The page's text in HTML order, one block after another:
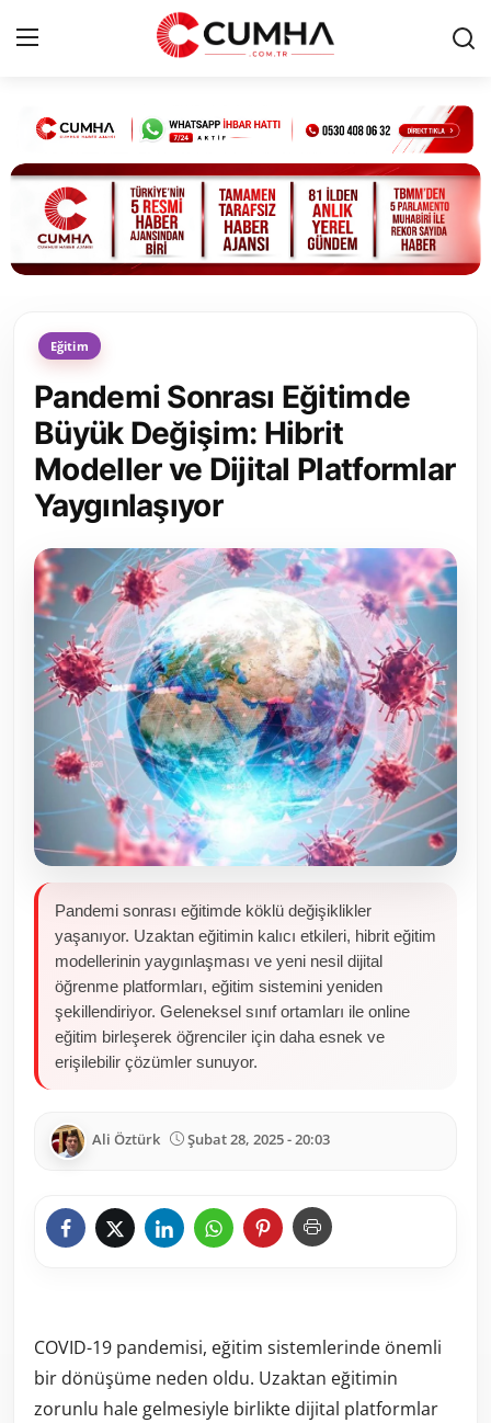
Kurumsal
Cumhurbaşkanlığı
Bakanlıklar
Siyasi Partiler
Yerel Yönetimler
Mülki İdare
Toplum ve Yaşam
Sivil Toplum Kuruluşları
Kamu Kurumları ve Üst Kurullar
Resmi Reklamlar
Eğitim
Pandemi Sonrası Eğitimde
Büyük Değişim: Hibrit
Modeller ve Dijital Platformlar
Yaygınlaşıyor
Pandemi sonrası eğitimde köklü değişiklikler
yaşanıyor. Uzaktan eğitimin kalıcı etkileri, hibrit eğitim
modellerinin yaygınlaşması ve yeni nesil dijital
öğrenme platformları, eğitim sistemini yeniden
şekillendiriyor. Geleneksel sınıf ortamları ile online
eğitim birleşerek öğrenciler için daha esnek ve
erişilebilir çözümler sunuyor.
Ali Öztürk Şubat 28, 2025 - 20:03
COVID-19 pandemisi, eğitim sistemlerinde önemli
bir dönüşüme neden oldu. Uzaktan eğitimin
zorunlu hale gelmesiyle birlikte dijital platformlar